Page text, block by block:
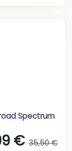
Spectrum
€ 35,50 €